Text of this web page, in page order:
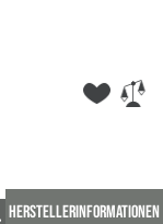
HERSTELLERINFORMATIONEN